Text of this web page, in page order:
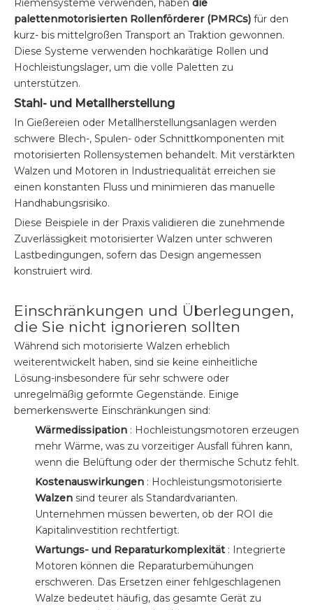
Riemensysteme verwenden, haben die
palettenmotorisierten Rollenförderer (PMRCs) für den
kurz- bis mittelgroßen Transport an Traktion gewonnen.
Diese Systeme verwenden hochkarätige Rollen und
Hochleistungslager, um die volle Paletten zu
unterstützen.
Stahl- und Metallherstellung
In Gießereien oder Metallherstellungsanlagen werden
schwere Blech-, Spulen- oder Schnittkomponenten mit
motorisierten Rollensystemen behandelt. Mit verstärkten
Walzen und Motoren in Industriequalität erreichen sie
einen konstanten Fluss und minimieren das manuelle
Handhabungsrisiko.
Diese Beispiele in der Praxis validieren die zunehmende
Zuverlässigkeit motorisierter Walzen unter schweren
Lastbedingungen, sofern das Design angemessen
konstruiert wird.
Einschränkungen und Überlegungen,
die Sie nicht ignorieren sollten
Während sich motorisierte Walzen erheblich
weiterentwickelt haben, sind sie keine einheitliche
Lösung-insbesondere für sehr schwere oder
unregelmäßig geformte Gegenstände. Einige
bemerkenswerte Einschränkungen sind:
Wärmedissipation : Hochleistungsmotoren erzeugen
mehr Wärme, was zu vorzeitiger Ausfall führen kann,
wenn die Belüftung oder der thermische Schutz fehlt.
Kostenauswirkungen : Hochleistungsmotorisierte
Walzen sind teurer als Standardvarianten.
Unternehmen müssen bewerten, ob der ROI die
Kapitalinvestition rechtfertigt.
Wartungs- und Reparaturkomplexität : Integrierte
Motoren können die Reparaturbemühungen
erschweren. Das Ersetzen einer fehlgeschlagenen
Walze bedeutet häufig, das gesamte Gerät zu